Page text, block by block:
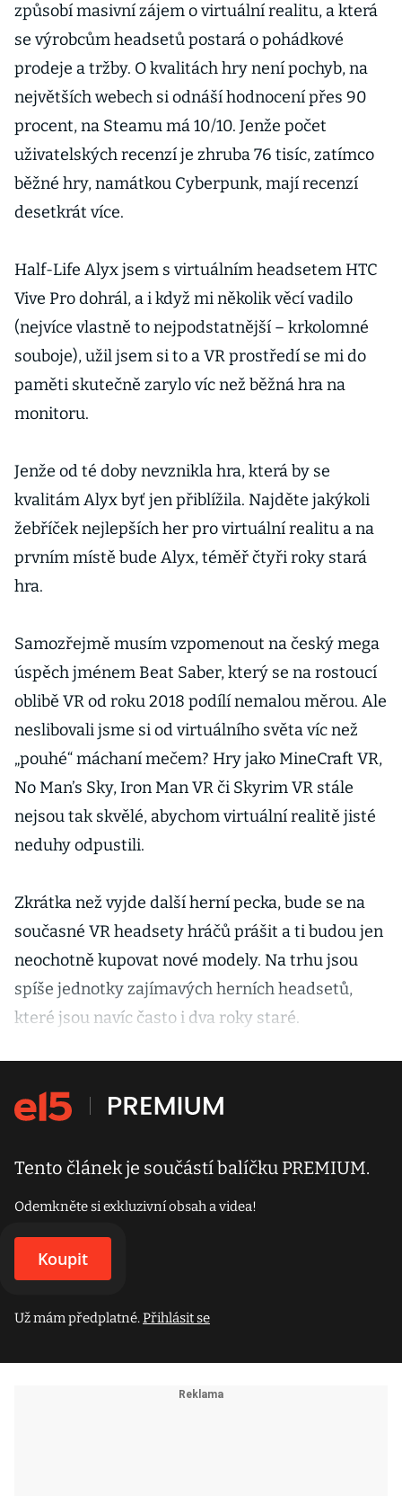
způsobí masivní zájem o virtuální realitu, a která
se výrobcům headsetů postará o pohádkové
prodeje a tržby. O kvalitách hry není pochyb, na
největších webech si odnáší hodnocení přes 90
procent, na Steamu má 10/10. Jenže počet
uživatelských recenzí je zhruba 76 tisíc, zatímco
běžné hry, namátkou Cyberpunk, mají recenzí
desetkrát více.
Half-Life Alyx jsem s virtuálním headsetem HTC
Vive Pro dohrál, a i když mi několik věcí vadilo
(nejvíce vlastně to nejpodstatnější – krkolomné
souboje), užil jsem si to a VR prostředí se mi do
paměti skutečně zarylo víc než běžná hra na
monitoru.
Jenže od té doby nevznikla hra, která by se
kvalitám Alyx byť jen přiblížila. Najděte jakýkoli
žebříček nejlepších her pro virtuální realitu a na
prvním místě bude Alyx, téměř čtyři roky stará
hra.
Samozřejmě musím vzpomenout na český mega
úspěch jménem Beat Saber, který se na rostoucí
oblibě VR od roku 2018 podílí nemalou měrou. Ale
neslibovali jsme si od virtuálního světa víc než
„pouhé“ máchaní mečem? Hry jako MineCraft VR,
No Man’s Sky, Iron Man VR či Skyrim VR stále
nejsou tak skvělé, abychom virtuální realitě jisté
neduhy odpustili.
Zkrátka než vyjde další herní pecka, bude se na
současné VR headsety hráčů prášit a ti budou jen
neochotně kupovat nové modely. Na trhu jsou
spíše jednotky zajímavých herních headsetů,
které jsou navíc často i dva roky staré.
Tento článek je součástí balíčku PREMIUM.
Odemkněte si exkluzivní obsah a videa!
Koupit
Už mám předplatné.Přihlásit se